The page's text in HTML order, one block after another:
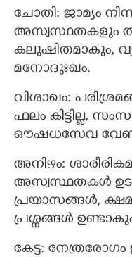
ചോതി: ജാമ്യം
അസ്വസ്ഥതകളും
കലുഷിതമാകും,
മനോദുഃഖം.
വിശാഖം:
ഫലം കിട്ടില്ല,
ഔഷധസേവ
അനിഴം:
അസ്വസ്ഥതകൾ
പ്രയാസങ്ങൾ,
പ്രശ്നങ്ങൾ
കേട്ട: